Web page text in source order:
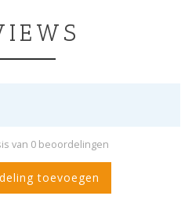
van 0 beoordelingen
toevoegen